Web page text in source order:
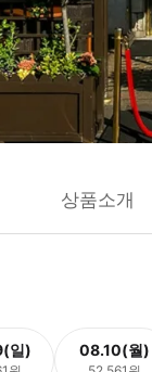
상품소개
일) 08.10(월)